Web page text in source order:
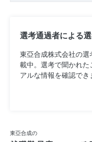
選考通過者による
東亞合成株式会社の
載中。選考で聞かれ
アルな情報を確認でき
東亞合成の